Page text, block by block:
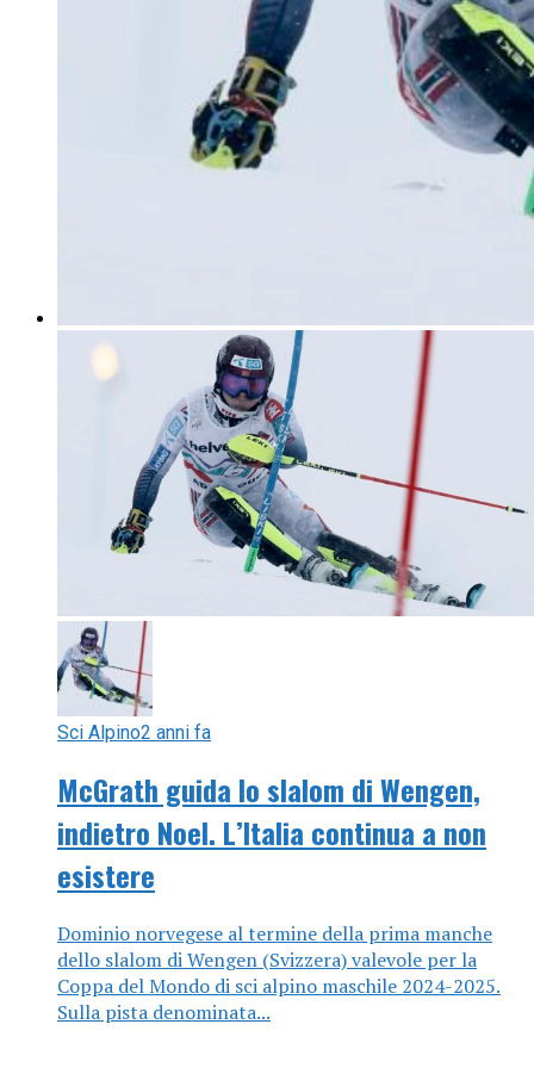
Sci Alpino2 anni fa
McGrath guida lo slalom di Wengen,
indietro Noel. L’Italia continua a non
esistere
Dominio norvegese al termine della prima manche
dello slalom di Wengen (Svizzera) valevole per la
Coppa del Mondo di sci alpino maschile 2024-2025.
Sulla pista denominata...